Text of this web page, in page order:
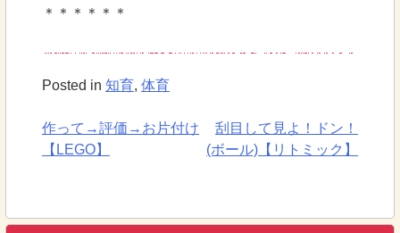
＊＊＊＊＊＊
Posted in 知育, 体育
投
ナ
作って→評価→お片付け
【LEGO】
刮目して見よ！ドン！
(ボール)【リトミック】